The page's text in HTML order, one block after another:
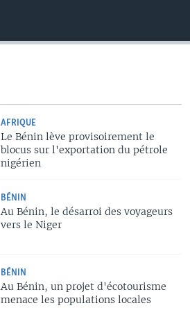
AFRIQUE
Le Bénin lève provisoirement le
blocus sur l'exportation du pétrole
nigérien
BÉNIN
Au Bénin, le désarroi des voyageurs
vers le Niger
BÉNIN
Au Bénin, un projet d'écotourisme
menace les populations locales